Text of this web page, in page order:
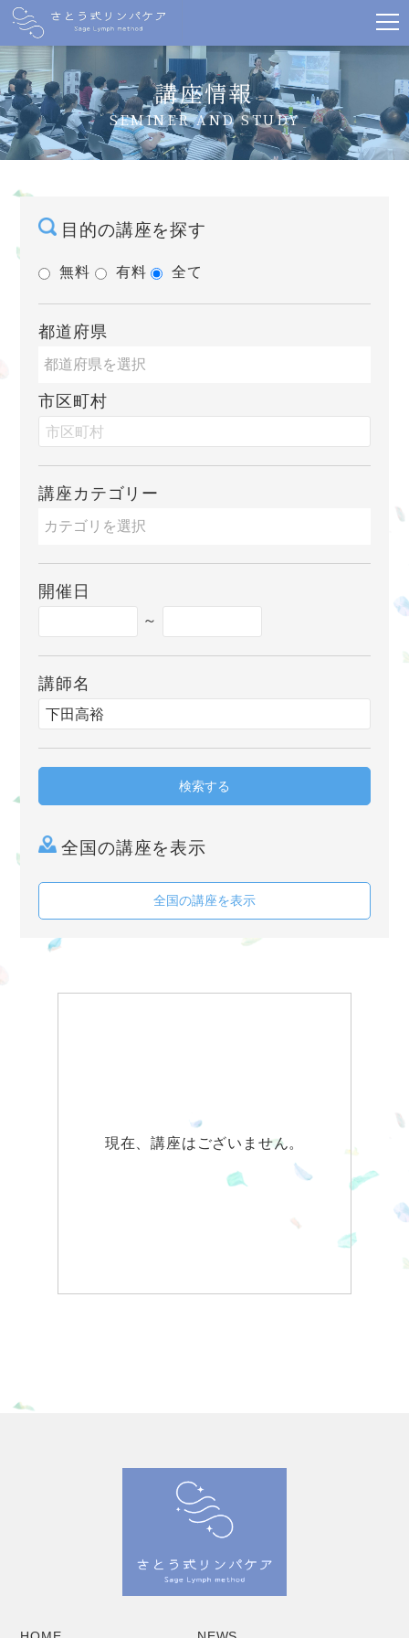
講座情報
SEMINER AND STUDY
目的の講座を探す
無料 有料 全て
都道府県
市区町村
講座カテゴリー
開催日
～
講師名
検索する
全国の講座を表示
全国の講座を表示
現在、講座はございません。